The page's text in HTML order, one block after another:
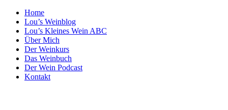
Home
Lou’s Weinblog
Lou’s Kleines Wein ABC
Über Mich
Der Weinkurs
Das Weinbuch
Der Wein Podcast
Kontakt